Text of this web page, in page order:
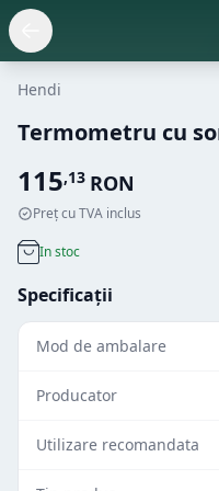
Hendi
Termometru cu
115,13 RON
Preț cu TVA inclus
In stoc
Specificații
Mod de ambalare
Producator
Utilizare recomandata